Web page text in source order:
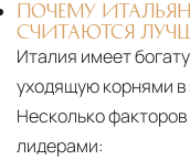
ПОЧЕМУ
СЧИТАЮТСЯ
Италия имеет
уходящую корнями
Несколько
лидерами: